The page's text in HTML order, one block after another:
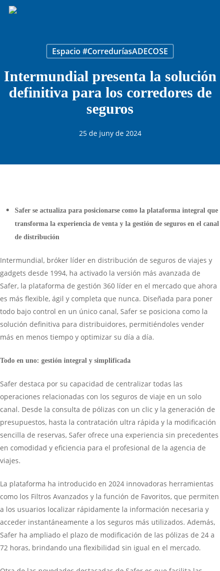
Skip
Espacio #CorreduríasADECOSE
Intermundial presenta la solución
definitiva para los corredores de
seguros
25 de juny de 2024
Safer se actualiza para posicionarse como la plataforma integral que
transforma la experiencia de venta y la gestión de seguros en el canal
de distribución
Intermundial, bróker líder en distribución de seguros de viajes y
gadgets desde 1994, ha activado la versión más avanzada de
Safer, la plataforma de gestión 360 líder en el mercado que ahora
es más flexible, ágil y completa que nunca. Diseñada para poner
todo bajo control en un único canal, Safer se posiciona como la
solución definitiva para distribuidores, permitiéndoles vender
más en menos tiempo y optimizar su día a día.
Todo en uno: gestión integral y simplificada
Safer destaca por su capacidad de centralizar todas las
operaciones relacionadas con los seguros de viaje en un solo
canal. Desde la consulta de pólizas con un clic y la generación de
presupuestos, hasta la contratación ultra rápida y la modificación
sencilla de reservas, Safer ofrece una experiencia sin precedentes
en comodidad y eficiencia para el profesional de la agencia de
viajes.
La plataforma ha introducido en 2024 innovadoras herramientas
como los Filtros Avanzados y la función de Favoritos, que permiten
a los usuarios localizar rápidamente la información necesaria y
acceder instantáneamente a los seguros más utilizados. Además,
Safer ha ampliado el plazo de modificación de las pólizas de 24 a
72 horas, brindando una flexibilidad sin igual en el mercado.